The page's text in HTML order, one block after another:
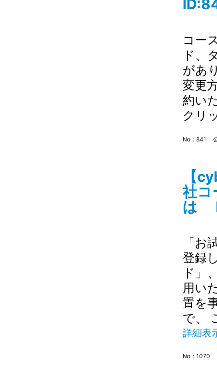
コー
ド、
があ
変更
約い
ク
No：841
【
社コ
は
「お
登録
ド」
用い
置を
で、
詳細表
No：1070